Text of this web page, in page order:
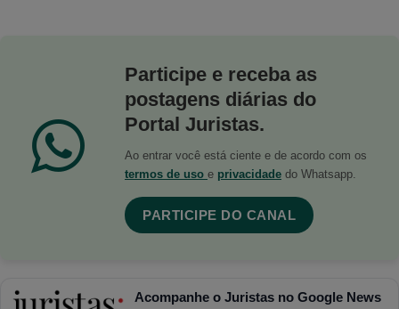
Participe e receba as
postagens diárias do
Portal Juristas.
Ao entrar você está ciente e de acordo com os
termos de uso e privacidade do Whatsapp.
PARTICIPE DO CANAL
Acompanhe o Juristas no Google News